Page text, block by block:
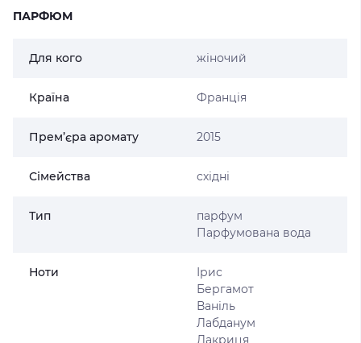
ПАРФЮМ
Для кого жіночий
Країна Франція
Прем’єра аромату 2015
Сімейства східні
Тип
парфум
Парфумована вода
Ноти
Ірис
Бергамот
Ваніль
Лабданум
Лакриця